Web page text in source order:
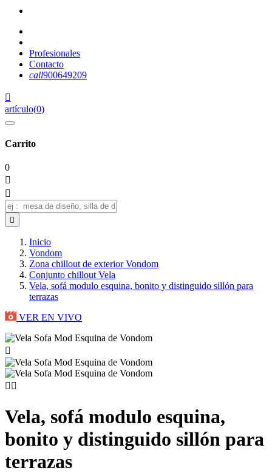
Profesionales
Contacto
call900649209

artículo(0)
Carrito
0



Inicio
Vondom
Zona chillout de exterior Vondom
Conjunto chillout Vela
Vela, sofá modulo esquina, bonito y distinguido sillón para
terrazas
VER EN VIVO

 
Vela, sofá modulo esquina,
bonito y distinguido sillón para
terrazas